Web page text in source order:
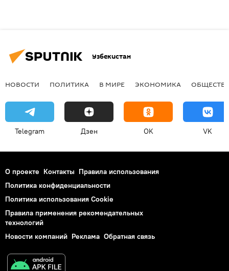
Узбекистан
НОВОСТИ ПОЛИТИКА В МИРЕ ЭКОНОМИКА
Telegram Дзен OK VK
О проекте Контакты Правила использования
Политика конфиденциальности
Политика использования Cookie
Правила применения рекомендательных
технологий
Новости компаний Реклама Обратная связь